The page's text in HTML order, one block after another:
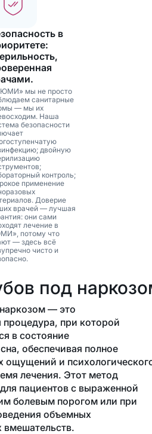
в
мы не просто
санитарные
— мы их
Наша
безопасности
двойную
контроль;
применение
Доверие
врачей — лучшая
они сами
лечение в
потому что
— здесь всё
чисто и
под
— это
процедура, при которой
в состояние
обеспечивая полное
ощущений и
лечения. Этот метод
пациентов с выраженной
болевым порогом или при
объемных
вмешательств.